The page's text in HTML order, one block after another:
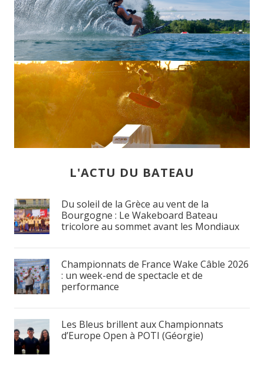
BATEAU
CABLE
L'ACTU DU BATEAU
Du soleil de la Grèce au vent de la
Bourgogne : Le Wakeboard Bateau
tricolore au sommet avant les Mondiaux
Championnats de France Wake Câble 2026
: un week-end de spectacle et de
performance
Les Bleus brillent aux Championnats
d’Europe Open à POTI (Géorgie)